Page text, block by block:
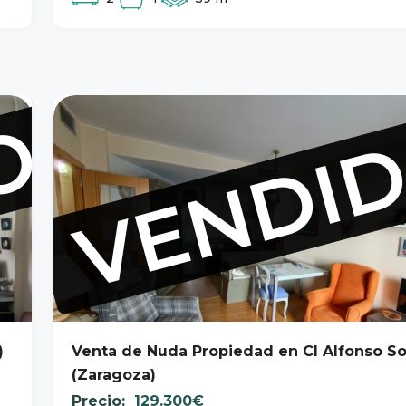
Venta de Nuda Propiedad en Cl Alfonso
(Zaragoza)
129.300€